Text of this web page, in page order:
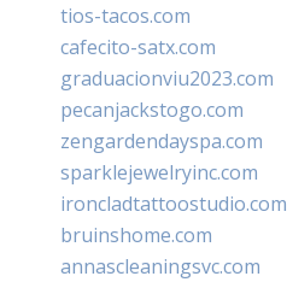
tios-tacos.com
cafecito-satx.com
graduacionviu2023.com
pecanjackstogo.com
zengardendayspa.com
sparklejewelryinc.com
ironcladtattoostudio.com
bruinshome.com
annascleaningsvc.com